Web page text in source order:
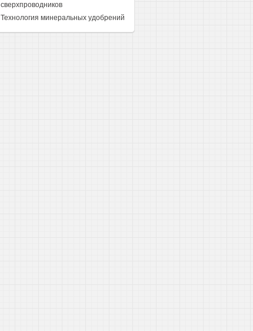
сверхпроводников
Технология минеральных удобрений